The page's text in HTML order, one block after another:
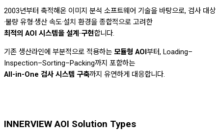
2003년부터 축적해온 이미지 분석 소프트웨어 기술을 바탕으로, 검사 대상
·불량 유형·생산 속도·설치 환경을 종합적으로 고려한
최적의 AOI 시스템을 설계·구현합니다.
기존 생산라인에 부분적으로 적용하는 모듈형 AOI부터, Loading–
Inspection–Sorting–Packing까지 포함하는
All-in-One 검사 시스템 구축까지 유연하게 대응합니다.
INNERVIEW AOI Solution Types